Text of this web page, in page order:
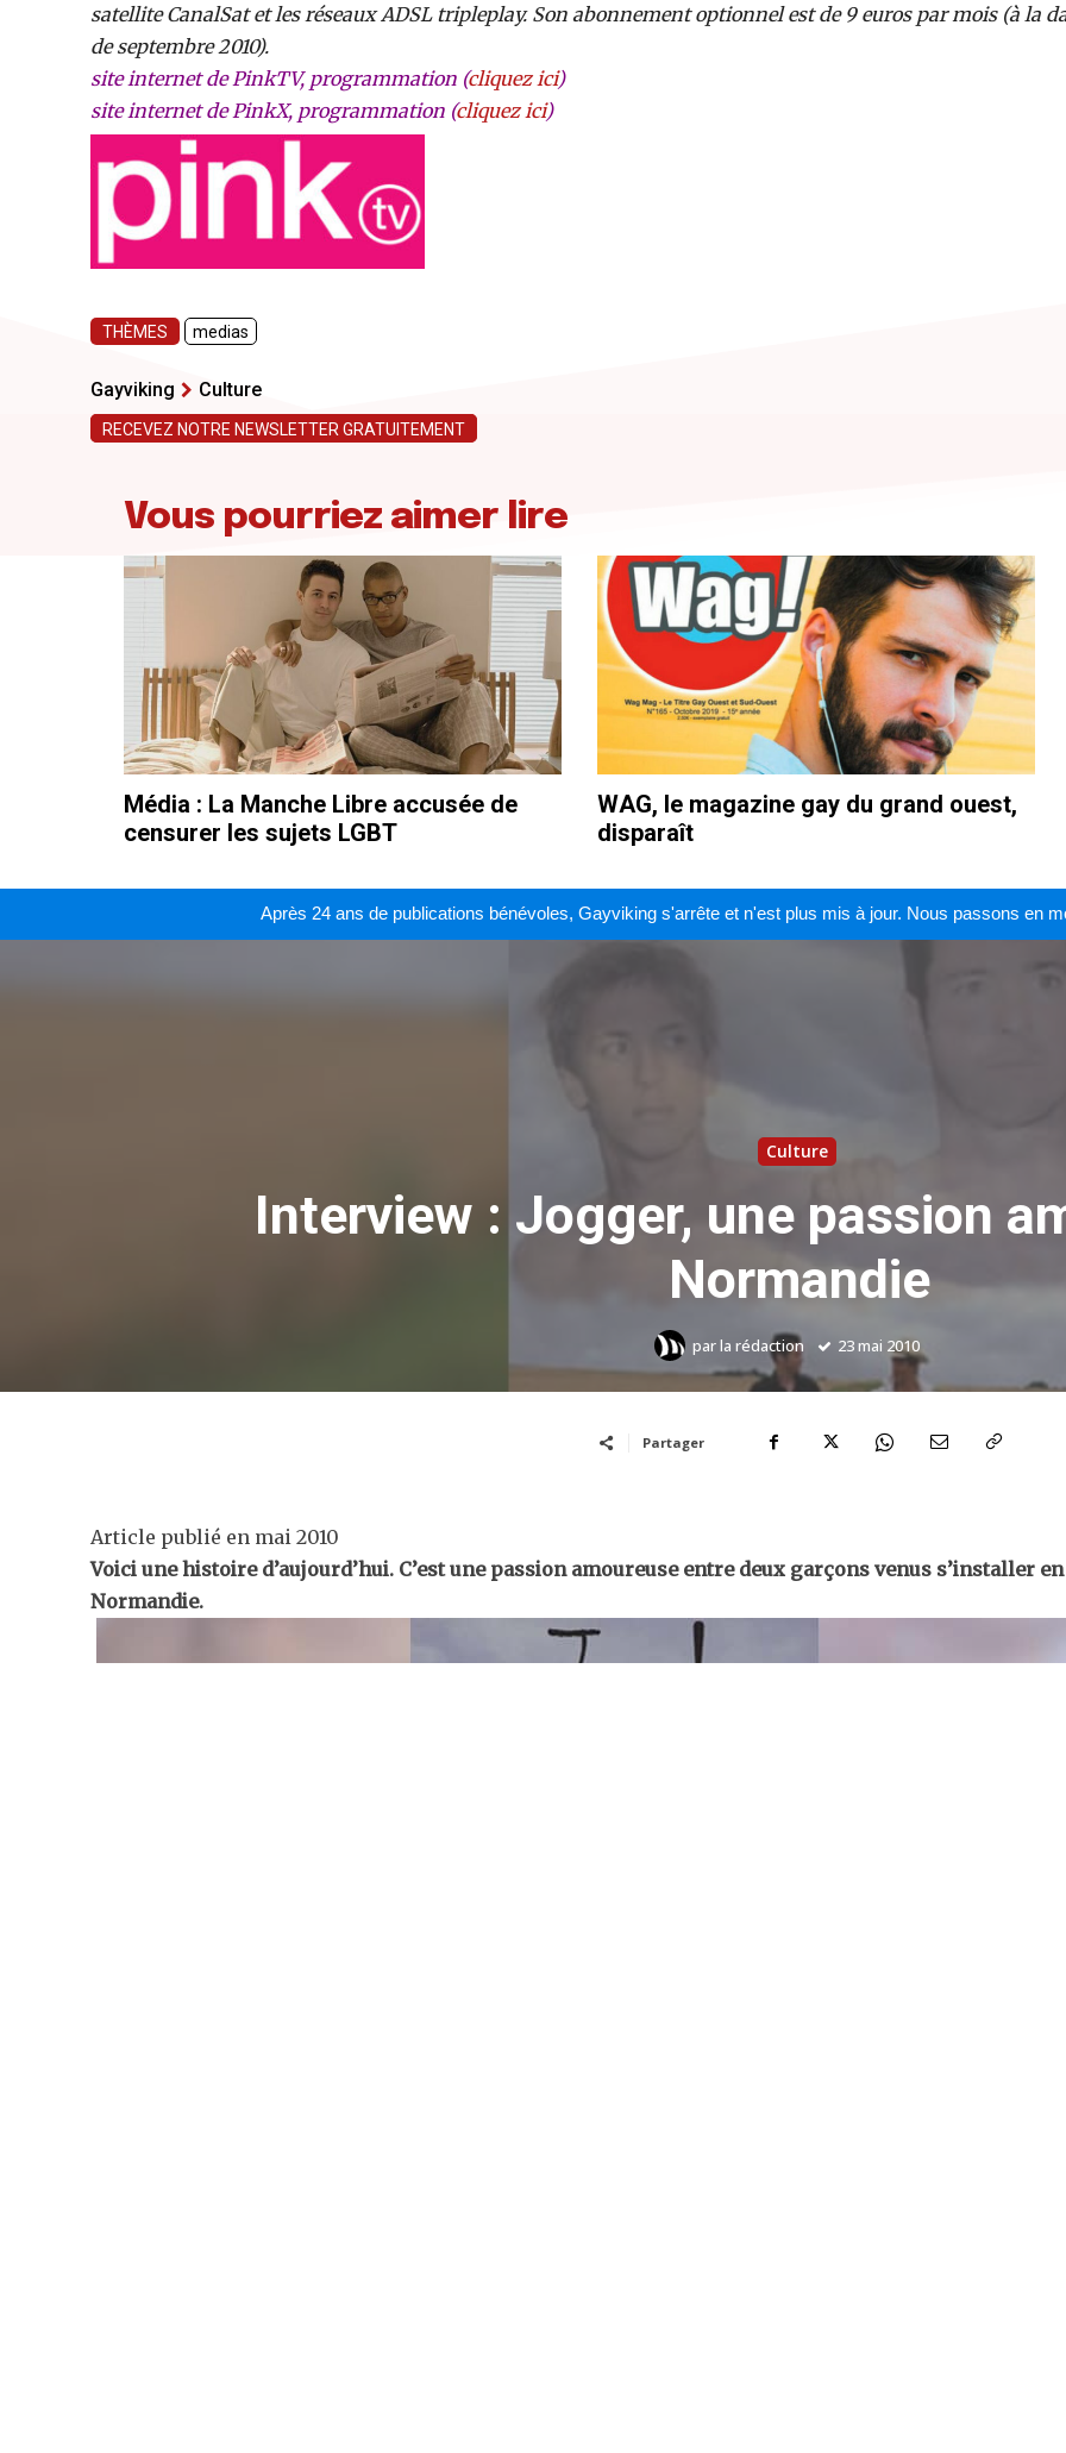
satellite CanalSat et les réseaux ADSL tripleplay. Son abonnement optionnel est de 9 euros par mois (à la
de septembre 2010).
site internet de PinkTV, programmation (cliquez ici)
site internet de PinkX, programmation (cliquez ici)
THÈMES medias
Gayviking Culture
RECEVEZ NOTRE NEWSLETTER GRATUITEMENT
Vous pourriez aimer lire
Média : La Manche Libre accusée de
censurer les sujets LGBT
WAG, le magazine gay du grand ouest,
disparaît